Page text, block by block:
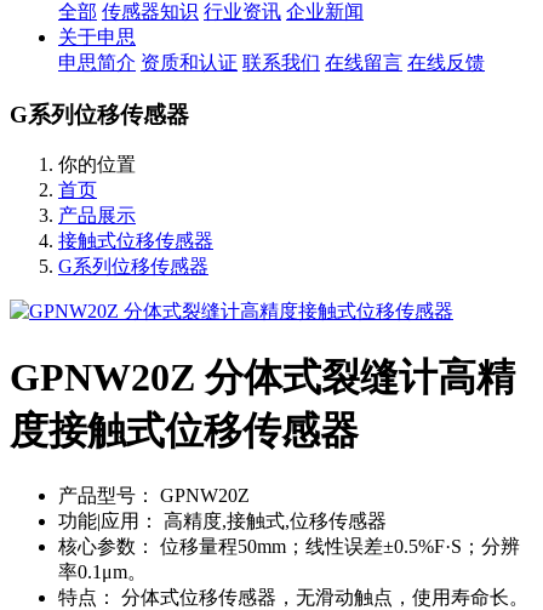
全部 传感器知识 行业资讯 企业新闻
关于申思
申思简介 资质和认证 联系我们 在线留言 在线反馈
G系列位移传感器
你的位置
首页
产品展示
接触式位移传感器
G系列位移传感器
GPNW20Z 分体式裂缝计高精
度接触式位移传感器
产品型号：
GPNW20Z
功能|应用：
高精度,接触式,位移传感器
核心参数：
位移量程50mm；线性误差±0.5%F·S；分辨
率0.1μm。
特点：
分体式位移传感器，无滑动触点，使用寿命长。